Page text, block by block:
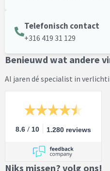
Telefonisch contact
+316 419 31 129
Benieuwd wat andere
Al jaren dé specialist in
8.6 / 10 1.280 reviews
Niks missen? volg ons!